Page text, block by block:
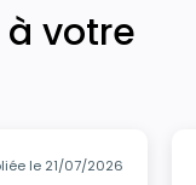
votre
le 21/07/2026